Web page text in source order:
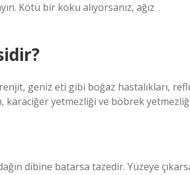
Kötü bir koku alıyorsanız, ağız
geniz eti gibi boğaz hastalıkları,
karaciğer yetmezliği ve böbrek
dibine batarsa ​​tazedir. Yüzeye